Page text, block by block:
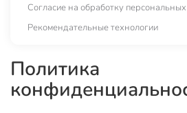
Согласие на обработку
Рекомендательные технологии
Политика